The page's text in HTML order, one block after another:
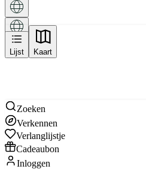
Kaart
Lijst Kaart
Zoeken
Verkennen
Verlanglijstje
Cadeaubon
Inloggen